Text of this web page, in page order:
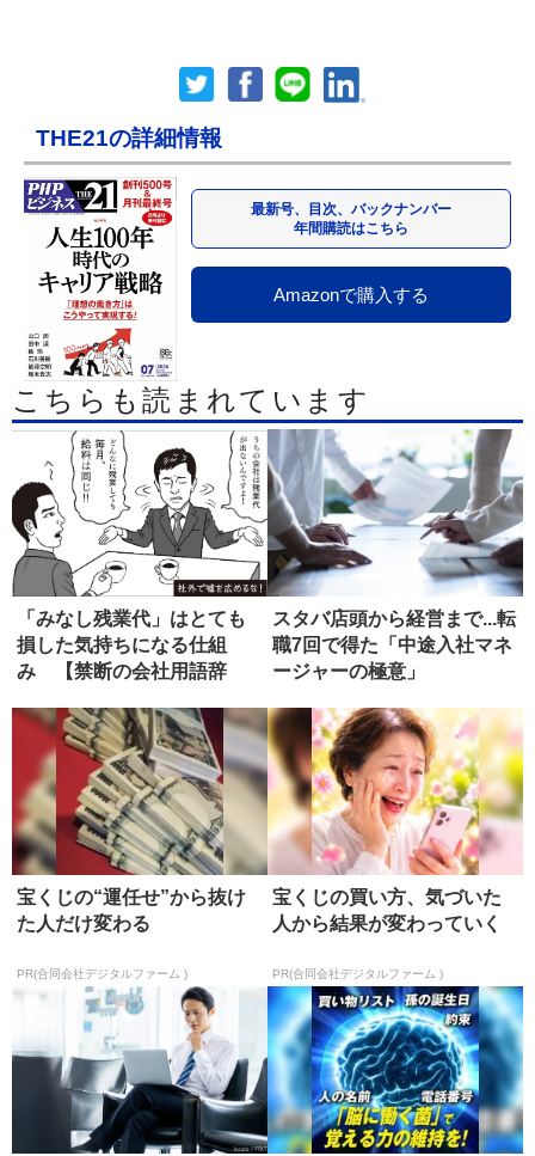
THE21の詳細情報
最新号、目次、バックナンバー
年間購読はこちら
Amazonで購入する
こちらも読まれています
「みなし残業代」はとても
損した気持ちになる仕組
み 【禁断の会社用語辞
スタバ店頭から経営まで...転
職7回で得た「中途入社マネ
ージャーの極意」
宝くじの“運任せ”から抜け
た人だけ変わる
PR(合同会社デジタルファーム )
宝くじの買い方、気づいた
人から結果が変わっていく
PR(合同会社デジタルファーム )